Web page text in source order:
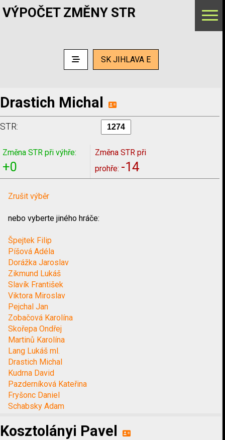
VÝPOČET ZMĚNY STR
SK JIHLAVA E
Drastich Michal
STR:
Změna STR při výhře:
+0
Změna STR při
prohře: -14
Zrušit výběr
nebo vyberte jiného hráče:
Špejtek Filip
Píšová Adéla
Dorážka Jaroslav
Zikmund Lukáš
Slavík František
Viktora Miroslav
Pejchal Jan
Zobačová Karolína
Skořepa Ondřej
Martinů Karolína
Lang Lukáš ml.
Drastich Michal
Kudrna David
Pazderníková Kateřina
Fryšonc Daniel
Schabsky Adam
Kosztolányi Pavel